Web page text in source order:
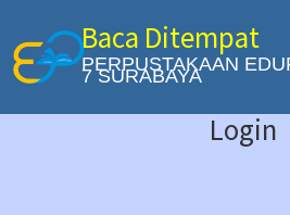
Baca Ditempat
PERPUSTAKAAN
7 SURABAYA
Login